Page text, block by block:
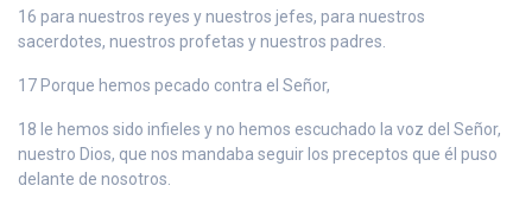
16 para nuestros reyes y nuestros jefes, para nuestros
sacerdotes, nuestros profetas y nuestros padres.
17 Porque hemos pecado contra el Señor,
18 le hemos sido infieles y no hemos escuchado la voz del Señor,
nuestro Dios, que nos mandaba seguir los preceptos que él puso
delante de nosotros.